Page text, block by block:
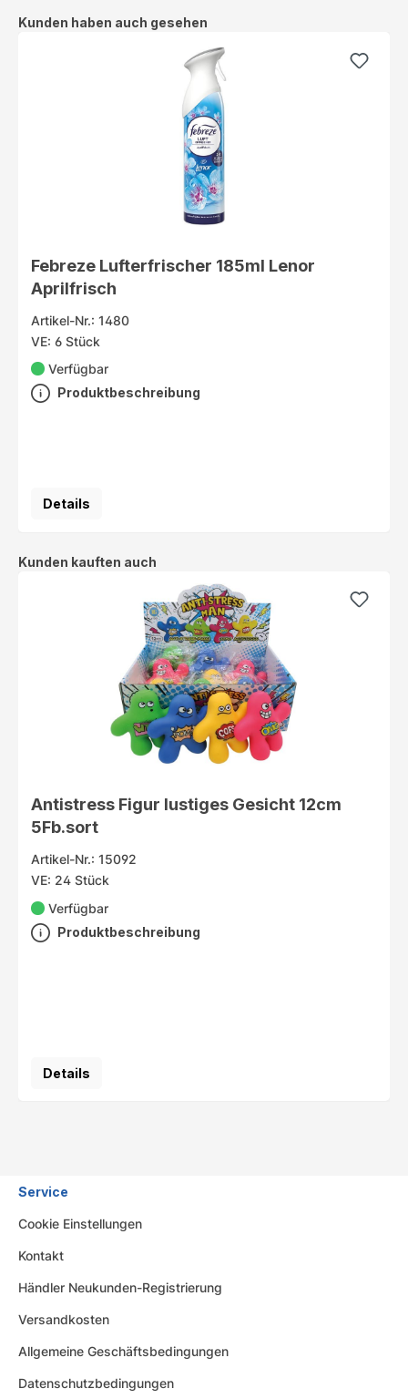
Produktgalerie überspringen
Kunden haben auch gesehen
Febreze Lufterfrischer 185ml Lenor
Aprilfrisch
Artikel-Nr.: 1480
VE: 6 Stück
Verfügbar
Produktbeschreibung
Details
Produktgalerie überspringen
Kunden kauften auch
Antistress Figur lustiges Gesicht 12cm
5Fb.sort
Artikel-Nr.: 15092
VE: 24 Stück
Verfügbar
Produktbeschreibung
Details
Service
Cookie Einstellungen
Kontakt
Händler Neukunden-Registrierung
Versandkosten
Allgemeine Geschäftsbedingungen
Datenschutzbedingungen